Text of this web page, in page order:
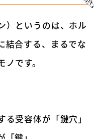
）というのは、ホル
結合する、まるでな
です。
受容体が「鍵穴」